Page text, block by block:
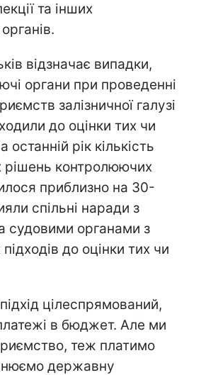
та інших
відзначає випадки,
органи при проведенні
залізничної галузі
до оцінки тих чи
останній рік кількість
рішень контролюючих
приблизно на 30-
спільні наради з
судовими органами з
до оцінки тих чи
цілеспрямований,
в бюджет. Але ми
теж платимо
державну